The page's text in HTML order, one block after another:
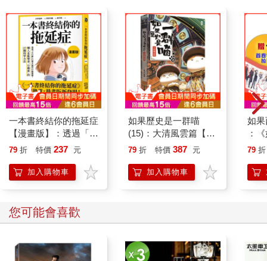
一本書終結你的拖延症
【漫畫版】：透過「小
行動」打開大腦的行動
「行動派」的37個科
學方法
79 折 特價 237 元
加入購物車
如果歷史是一群喵
(15)：大清風雲篇【萌
貓漫畫學歷史】
79 折 特價 387 元
加入購物車
如
：
喵
79 折
您可能會喜歡